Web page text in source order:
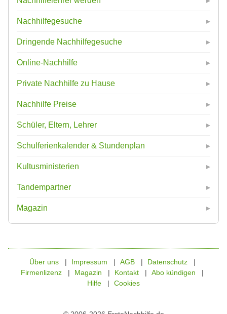
Nachhilfegesuche
Dringende Nachhilfegesuche
Online-Nachhilfe
Private Nachhilfe zu Hause
Nachhilfe Preise
Schüler, Eltern, Lehrer
Schulferienkalender & Stundenplan
Kultusministerien
Tandempartner
Magazin
Über uns Impressum AGB
Datenschutz
Firmenlizenz
Magazin Kontakt
Abo kündigen
Hilfe
Cookies